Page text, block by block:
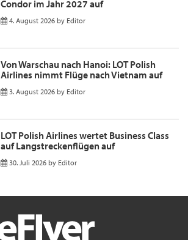
Condor im Jahr 2027 auf
4. August 2026 by Editor
Von Warschau nach Hanoi: LOT Polish
Airlines nimmt Flüge nach Vietnam auf
3. August 2026 by Editor
LOT Polish Airlines wertet Business Class
auf Langstreckenflügen auf
30. Juli 2026 by Editor